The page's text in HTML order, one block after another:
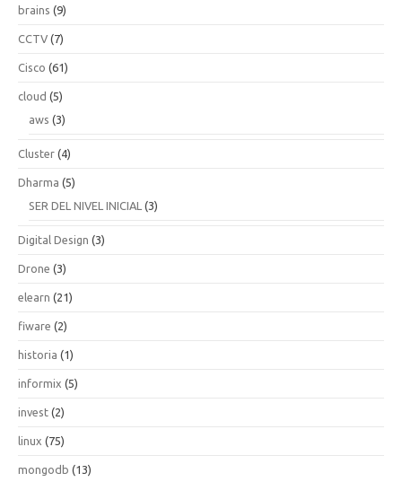
brains (9)
CCTV (7)
Cisco (61)
cloud (5)
aws (3)
Cluster (4)
Dharma (5)
SER DEL NIVEL INICIAL (3)
Digital Design (3)
Drone (3)
elearn (21)
fiware (2)
historia (1)
informix (5)
invest (2)
linux (75)
mongodb (13)